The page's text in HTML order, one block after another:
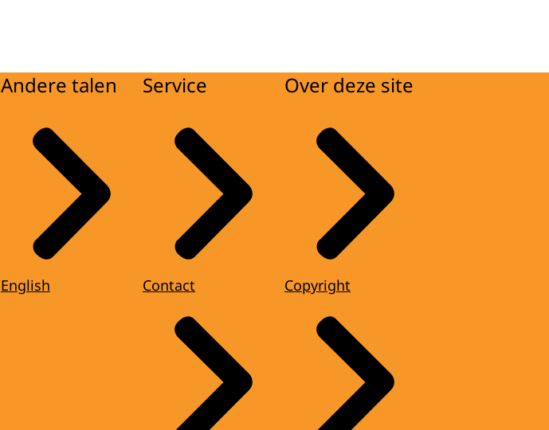
Andere talen
English
Service
Contact
Over deze site
Copyright